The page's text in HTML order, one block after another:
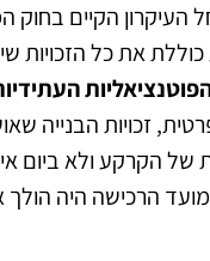
הקיים בחוק
את כל הזכויות
זכויות הבנייה
של הקרקע ולא ביום
הרכישה היה הולך